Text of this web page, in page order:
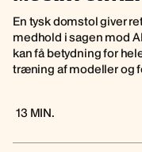
En tysk domstol giver
medhold i sagen mod
kan få betydning for
træning af modeller og
13 MIN.